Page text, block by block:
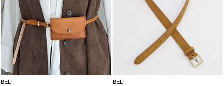
BELT
BELT